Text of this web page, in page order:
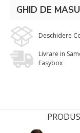
GHID DE
Deschidere
Livrare in
Easybox